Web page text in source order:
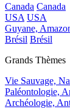
Canada Canada
USA USA
Guyane,
Brésil Brésil
Grands Thèmes
Vie Sauvage,
Paléontologie,
Archéologie,